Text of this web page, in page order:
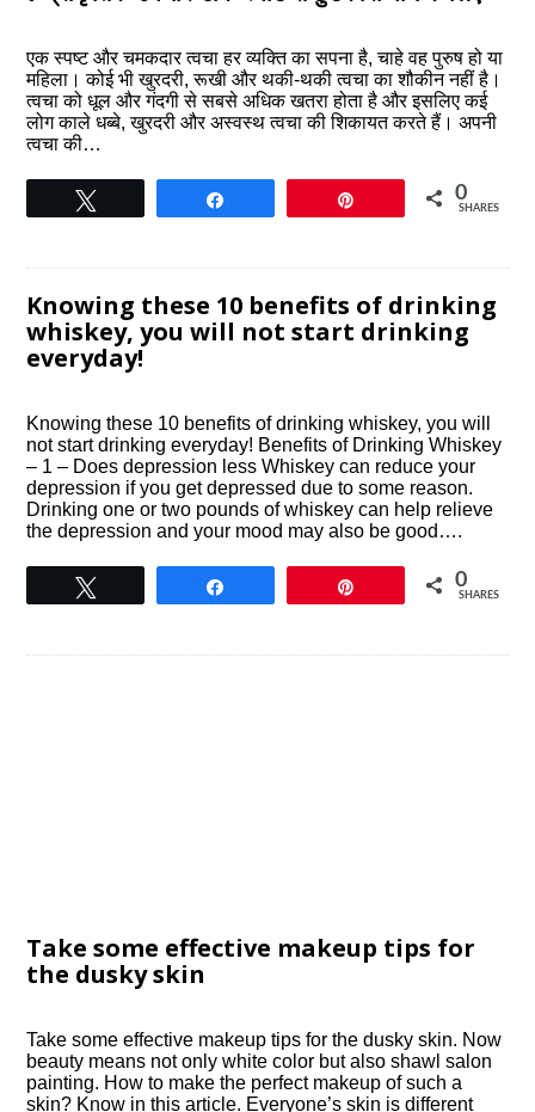
एक स्पष्ट और चमकदार त्वचा हर व्यक्ति का सपना है, चाहे वह पुरुष हो या
महिला। कोई भी खुरदरी, रूखी और थकी-थकी त्वचा का शौकीन नहीं है।
त्वचा को धूल और गंदगी से सबसे अधिक खतरा होता है और इसलिए कई
लोग काले धब्बे, खुरदरी और अस्वस्थ त्वचा की शिकायत करते हैं। अपनी
त्वचा की…
0
SHARES
Knowing these 10 benefits of drinking
whiskey, you will not start drinking
everyday!
Knowing these 10 benefits of drinking whiskey, you will
not start drinking everyday! Benefits of Drinking Whiskey
– 1 – Does depression less Whiskey can reduce your
depression if you get depressed due to some reason.
Drinking one or two pounds of whiskey can help relieve
the depression and your mood may also be good….
0
SHARES
Take some effective makeup tips for
the dusky skin
Take some effective makeup tips for the dusky skin. Now
beauty means not only white color but also shawl salon
painting. How to make the perfect makeup of such a
skin? Know in this article. Everyone’s skin is different